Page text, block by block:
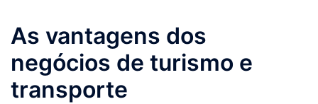
As vantagens dos
negócios de turismo e
transporte